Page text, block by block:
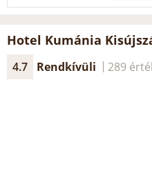
Hotel Kumánia
4.7 Rendkívüli 289